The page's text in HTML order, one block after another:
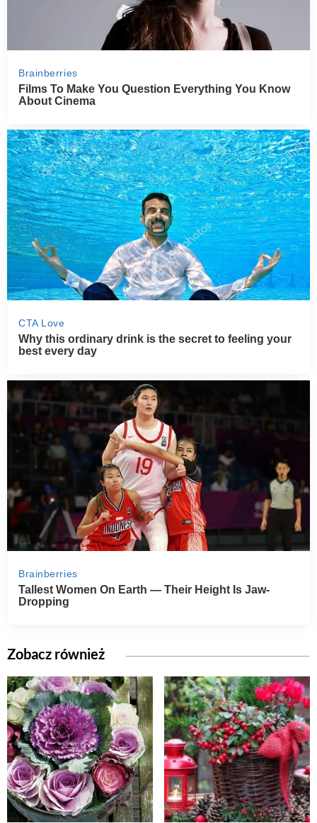
Zobacz również